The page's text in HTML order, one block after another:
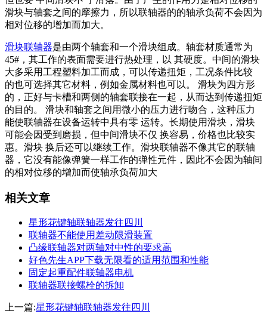
滑块与轴套之间的摩擦力，所以联轴器的的轴承负荷不会因为
相对位移的增加而加大。
滑块联轴器是由两个轴套和一个滑块组成。轴套材质通常为
45#，其工作的表面需要进行热处理，以 其硬度。中间的滑块
大多采用工程塑料加工而成，可以传递扭矩，工况条件比较
的也可选择其它材料，例如金属材料也可以。 滑块为四方形
的，正好与卡槽和两侧的轴套联接在一起，从而达到传递扭矩
的目的。 滑块和轴套之间用微小的压力进行吻合，这种压力
能使联轴器在设备运转中具有零 运转。长期使用滑块，滑块
可能会因受到磨损，但中间滑块不仅 换容易，价格也比较实
惠。滑块 换后还可以继续工作。滑块联轴器不像其它的联轴
器，它没有能像弹簧一样工作的弹性元件，因此不会因为轴间
的相对位移的增加而使轴承负荷加大
相关文章
星形花键轴联轴器发往四川
联轴器不能使用差动限滑装置
凸缘联轴器对两轴对中性的要求高
好色先生APP下载无限看的适用范围和性能
固定起重配件联轴器电机
联轴器联接螺栓的拆卸
上一篇:星形花键轴联轴器发往四川